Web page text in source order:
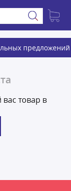
предложений
товар в